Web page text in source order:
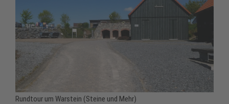
Rundtour um Warstein (Steine und Mehr)